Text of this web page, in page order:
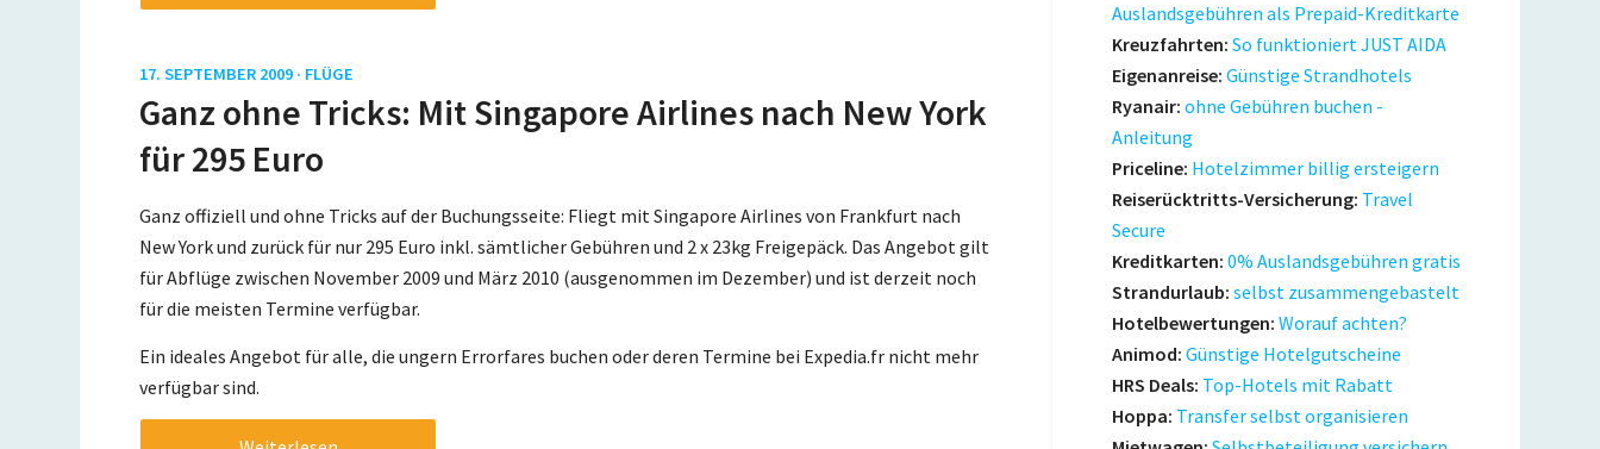
17. SEPTEMBER 2009 · FLÜGE
Ganz ohne Tricks: Mit Singapore Airlines nach New York
für 295 Euro
Ganz offiziell und ohne Tricks auf der Buchungsseite: Fliegt mit Singapore Airlines von Frankfurt nach
New York und zurück für nur 295 Euro inkl. sämtlicher Gebühren und 2 x 23kg Freigepäck. Das Angebot gilt
für Abflüge zwischen November 2009 und März 2010 (ausgenommen im Dezember) und ist derzeit noch
für die meisten Termine verfügbar.
Ein ideales Angebot für alle, die ungern Errorfares buchen oder deren Termine bei Expedia.fr nicht mehr
verfügbar sind.
Auslandsgebühren als Prepaid-Kreditkarte
Kreuzfahrten: So funktioniert JUST AIDA
Eigenanreise: Günstige Strandhotels
Ryanair: ohne Gebühren buchen -
Anleitung
Priceline: Hotelzimmer billig ersteigern
Reiserücktritts-Versicherung: Travel
Secure
Kreditkarten: 0% Auslandsgebühren gratis
Strandurlaub: selbst zusammengebastelt
Hotelbewertungen: Worauf achten?
Animod: Günstige Hotelgutscheine
HRS Deals: Top-Hotels mit Rabatt
Hoppa: Transfer selbst organisieren